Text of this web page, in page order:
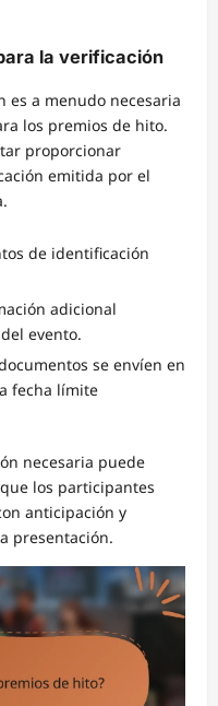
la verificación
es a menudo necesaria
los premios de hito.
proporcionar
emitida por el
de identificación
adicional
evento.
se envíen en
fecha límite
necesaria puede
los participantes
anticipación y
presentación.